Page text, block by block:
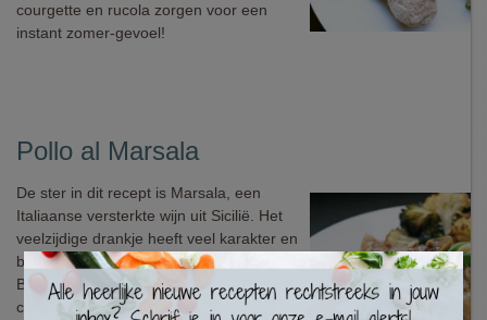
courgette en rucola zorgen voor een
instant zomer-gevoel!
Pollo al Marsala
De ster in dit recept is Marsala, een
Italiaanse versterkte wijn uit Sicilië. Het
veelzijdige drankje heeft veel karakter en
bestaat in droge en zoete varianten.
Behalve een uitstekend aperitief,
combineert het fantastisch met allerlei
×